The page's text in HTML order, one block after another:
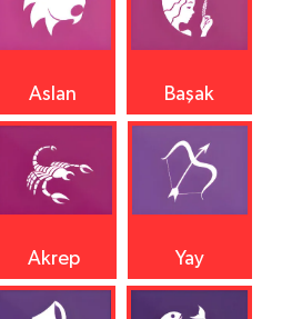
Aslan Başak
Akrep Yay